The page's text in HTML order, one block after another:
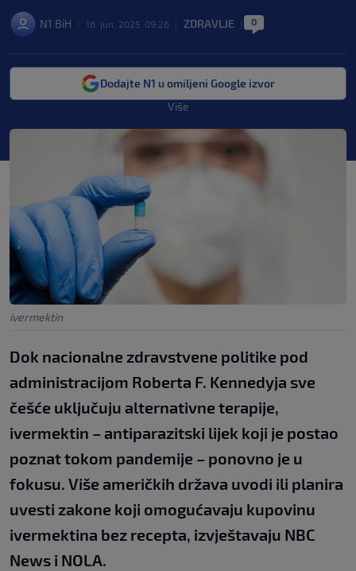
N1 BiH 16. jun. 2025. 09:26 ZDRAVLJE 0
Dodajte N1 u omiljeni Google izvor
Više
ivermektin
Dok nacionalne zdravstvene politike pod
administracijom Roberta F. Kennedyja sve
češće uključuju alternativne terapije,
ivermektin – antiparazitski lijek koji je postao
poznat tokom pandemije – ponovno je u
fokusu. Više američkih država uvodi ili planira
uvesti zakone koji omogućavaju kupovinu
ivermektina bez recepta, izvještavaju NBC
News i NOLA.